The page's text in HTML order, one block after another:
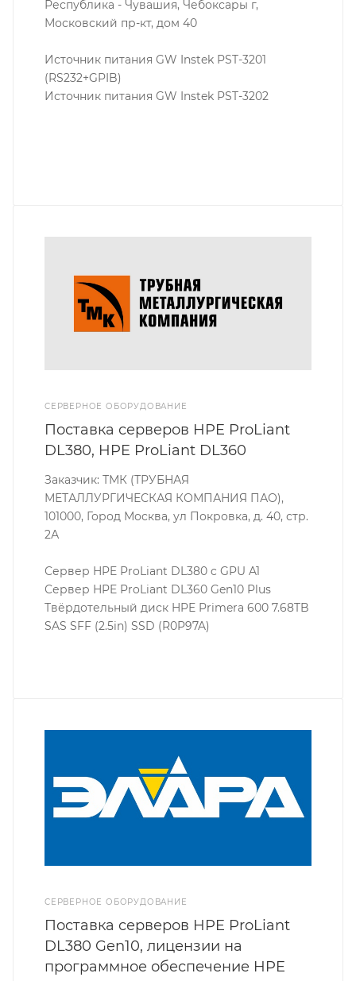
Республика - Чувашия, Чебоксары г,
Московский пр-кт, дом 40
Источник питания GW Instek PST-3201
(RS232+GPIB)
Источник питания GW Instek PST-3202
СЕРВЕРНОЕ ОБОРУДОВАНИЕ
Поставка серверов HPE ProLiant
DL380, HPE ProLiant DL360
Заказчик: ТМК (ТРУБНАЯ
МЕТАЛЛУРГИЧЕСКАЯ КОМПАНИЯ ПАО),
101000, Город Москва, ул Покровка, д. 40, стр.
2А
Сервер HPE ProLiant DL380 c GPU A1
Сервер HPE ProLiant DL360 Gen10 Plus
Твёрдотельный диск HPE Primera 600 7.68TB
SAS SFF (2.5in) SSD (R0P97A)
СЕРВЕРНОЕ ОБОРУДОВАНИЕ
Поставка серверов HPE ProLiant
DL380 Gen10, лицензии на
программное обеспечение HPE